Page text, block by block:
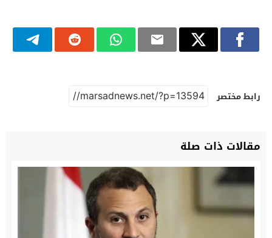
رابط مختصر
مقالات ذات صلة